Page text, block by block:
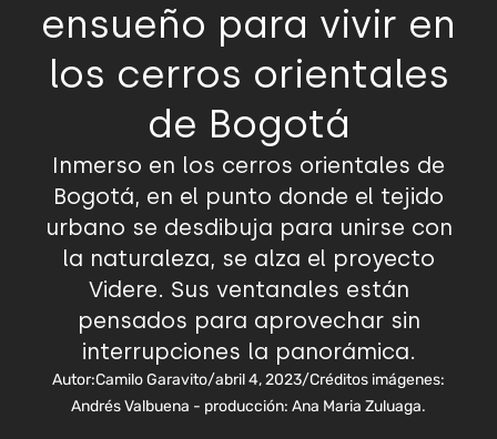
ensueño para vivir en
los cerros orientales
de Bogotá
Inmerso en los cerros orientales de
Bogotá, en el punto donde el tejido
urbano se desdibuja para unirse con
la naturaleza, se alza el proyecto
Videre. Sus ventanales están
pensados para aprovechar sin
interrupciones la panorámica.
Autor:Camilo Garavito/abril 4, 2023/Créditos imágenes:
Andrés Valbuena - producción: Ana Maria Zuluaga.